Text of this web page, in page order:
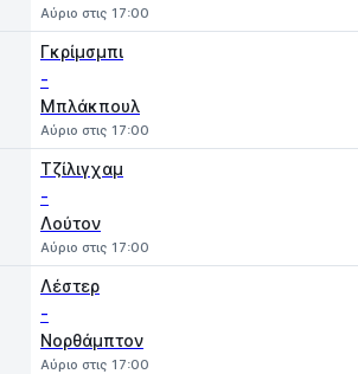
Αύριο στις 17:00
Γκρίμσμπι
-
Μπλάκπουλ
Αύριο στις 17:00
Τζίλιγχαμ
-
Λούτον
Αύριο στις 17:00
Λέστερ
-
Νορθάμπτον
Αύριο στις 17:00